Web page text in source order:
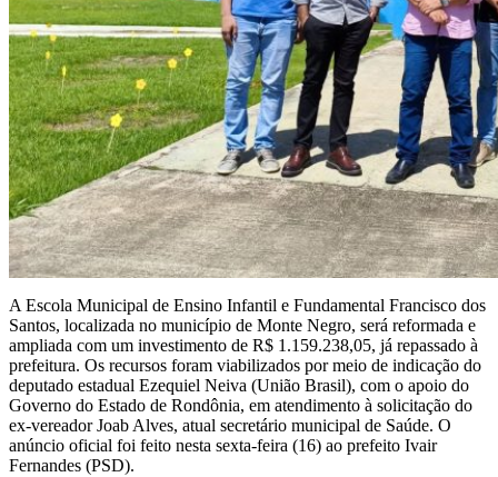
A Escola Municipal de Ensino Infantil e Fundamental Francisco dos
Santos, localizada no município de Monte Negro, será reformada e
ampliada com um investimento de R$ 1.159.238,05, já repassado à
prefeitura. Os recursos foram viabilizados por meio de indicação do
deputado estadual Ezequiel Neiva (União Brasil), com o apoio do
Governo do Estado de Rondônia, em atendimento à solicitação do
ex-vereador Joab Alves, atual secretário municipal de Saúde. O
anúncio oficial foi feito nesta sexta-feira (16) ao prefeito Ivair
Fernandes (PSD).